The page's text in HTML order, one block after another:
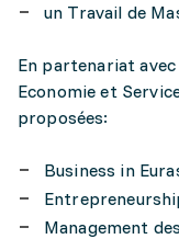
un Travail de
En partenariat
Economie et
proposées:
Business in
Management